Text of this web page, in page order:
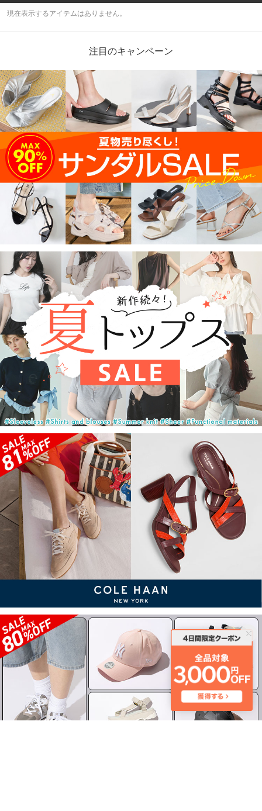
現在表示するアイテムはありません。
注目のキャンペーン